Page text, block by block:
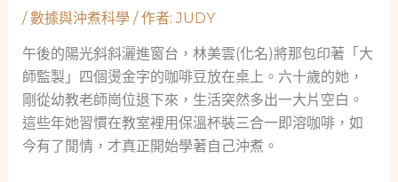
/數據與沖煮科學/ 作者:JUDY
午後的陽光斜斜灑進窗台，林美雲(化名)將那包印著「大
師監製」四個燙金字的咖啡豆放在桌上。六十歲的她，
剛從幼教老師崗位退下來，生活突然多出一大片空白。
這些年她習慣在教室裡用保溫杯裝三合一即溶咖啡，如
今有了閒情，才真正開始學著自己沖煮。